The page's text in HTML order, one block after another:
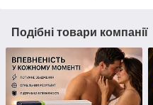
Подібні товари компанії